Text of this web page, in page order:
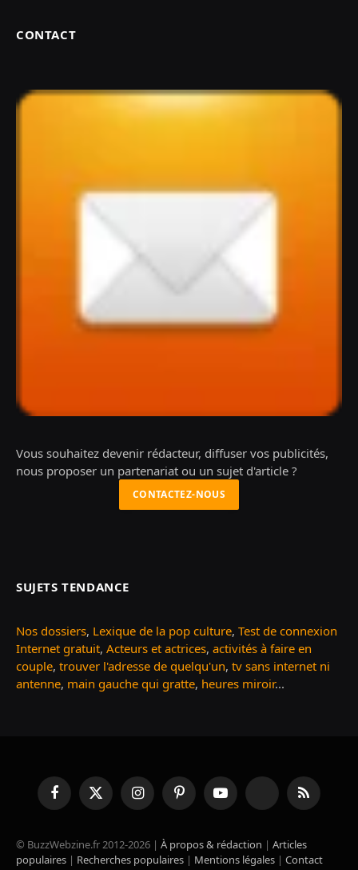
CONTACT
Vous souhaitez devenir rédacteur, diffuser vos publicités,
nous proposer un partenariat ou un sujet d'article ?
CONTACTEZ-NOUS
SUJETS TENDANCE
Nos dossiers, Lexique de la pop culture, Test de connexion
Internet gratuit, Acteurs et actrices, activités à faire en
couple, trouver l'adresse de quelqu'un, tv sans internet ni
antenne, main gauche qui gratte, heures miroir...
FacebookX
(Twitter)
InstagramPinterestYouTube TikTok RSS
© BuzzWebzine.fr 2012-2026 | À propos & rédaction | Articles
populaires | Recherches populaires | Mentions légales | Contact